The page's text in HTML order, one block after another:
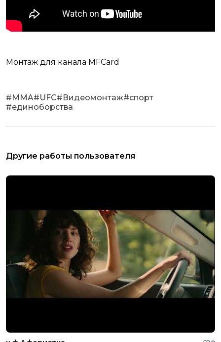
Монтаж для канала MFCard
#MMA#UFC#Видеомонтаж#спорт
#единоборства
Другие работы пользователя